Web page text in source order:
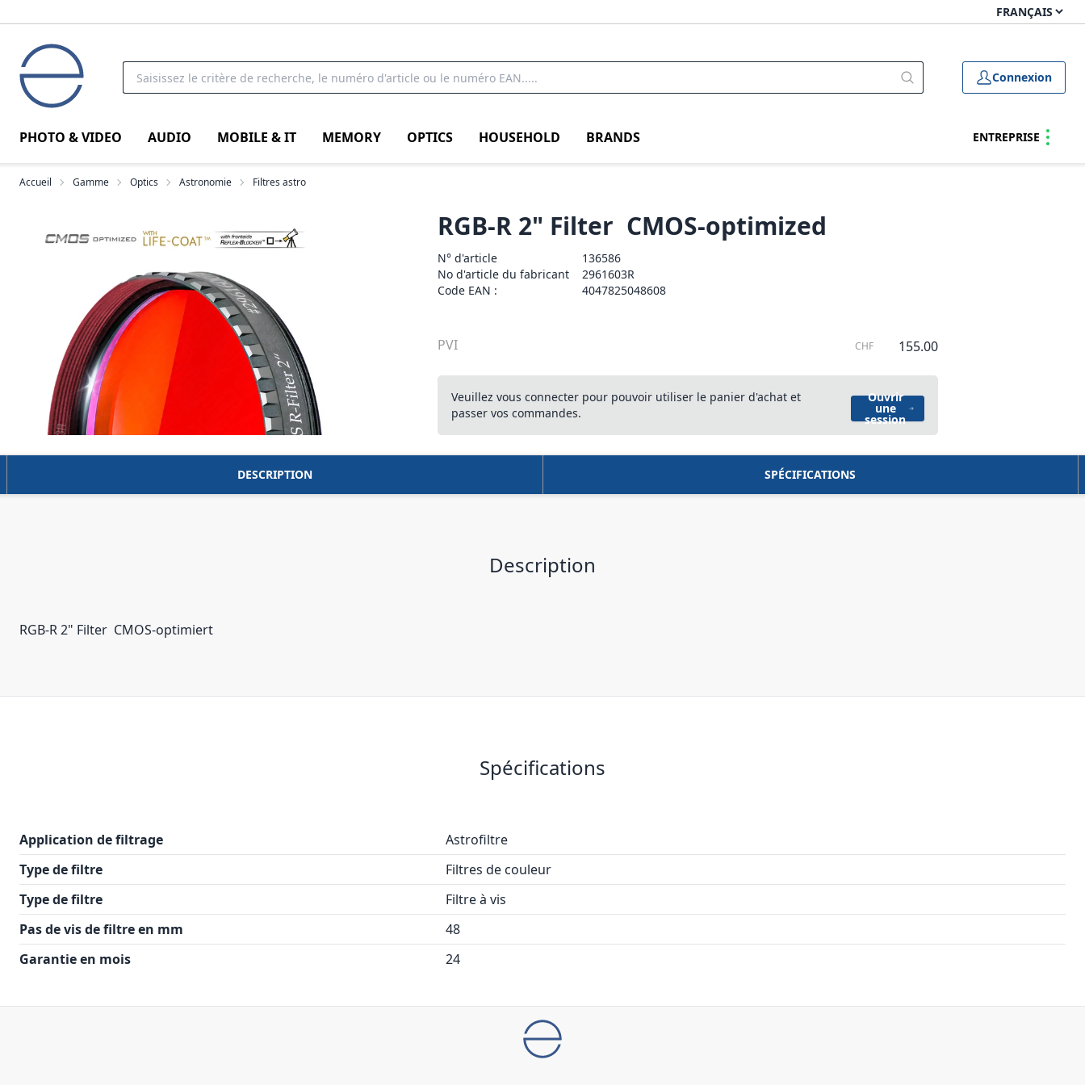
Connexion
PHOTO & VIDEO AUDIO MOBILE & IT MEMORY OPTICS HOUSEHOLD BRANDS ENTREPRISE
Accueil Gamme Optics Astronomie Filtres astro
RGB-R 2" Filter  CMOS-optimized
N° d'article
136586
No d'article du fabricant
2961603R
Code EAN :
4047825048608
PVI CHF 155.00
Veuillez vous connecter pour pouvoir utiliser le panier d'achat et
passer vos commandes.
Ouvrir
une
session
DESCRIPTION SPÉCIFICATIONS
Description
RGB-R 2" Filter  CMOS-optimiert
Spécifications
Application de filtrage
Astrofiltre
Type de filtre
Filtres de couleur
Type de filtre
Filtre à vis
Pas de vis de filtre en mm
48
Garantie en mois
24